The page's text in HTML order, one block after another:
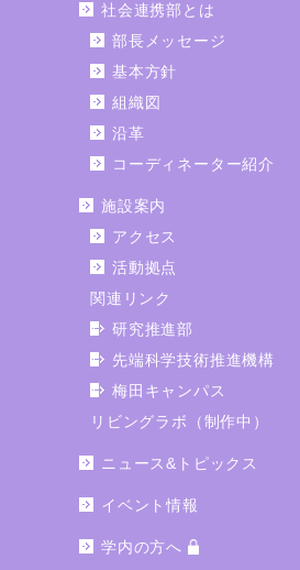
社会連携部とは
部長メッセージ
基本方針
組織図
沿革
コーディネーター紹介
施設案内
アクセス
活動拠点
関連リンク
研究推進部
先端科学技術推進機構
梅田キャンパス
リビングラボ（制作中）
ニュース&トピックス
イベント情報
学内の方へ